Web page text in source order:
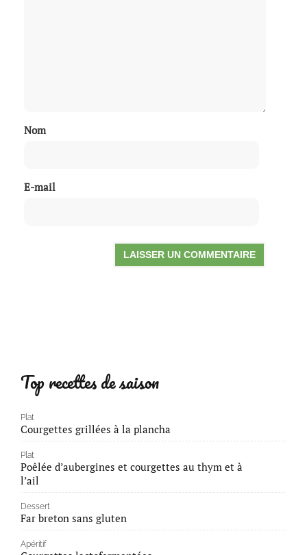
Nom
E-mail
Top recettes de saison
Plat
Courgettes grillées à la plancha
Plat
Poêlée d’aubergines et courgettes au thym et à
l’ail
Dessert
Far breton sans gluten
Apéritif